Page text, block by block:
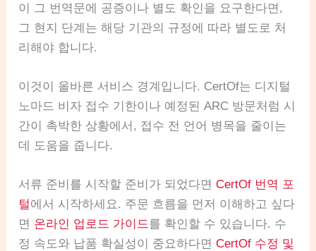
이 그 번역문에 공증이나 별도 확인을 요구한다면,
그 현지 단계는 해당 기관의 규정에 따라 별도로 처
리해야 합니다.
이것이 올바른 서비스 경계입니다. CertOf는 디지털
노마드 비자 접수 기한이나 예정된 ARC 방문처럼 시
간이 촉박한 상황에서, 접수 전 언어 병목을 줄이는
데 도움을 줍니다.
서류 준비를 시작할 준비가 되었다면CertOf 번역 포
털에서 시작하세요. 주문 흐름을 먼저 이해하고 싶다
면 온라인 업로드 가이드를 확인할 수 있습니다. 수
정 속도와 납품 확실성이 중요하다면CertOf 수정 및